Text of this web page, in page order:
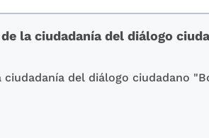
la ciudadanía del diálogo
del diálogo ciudadano